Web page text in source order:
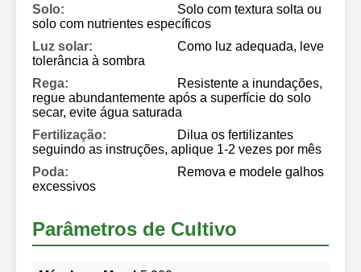
Solo:
Solo com textura solta ou
solo com nutrientes específicos
Luz solar:
Como luz adequada, leve
tolerância à sombra
Rega:
Resistente a inundações,
regue abundantemente após a superfície do solo
secar, evite água saturada
Fertilização:
Dilua os fertilizantes
seguindo as instruções, aplique 1-2 vezes por mês
Poda:
Remova e modele galhos
excessivos
Parâmetros de Cultivo